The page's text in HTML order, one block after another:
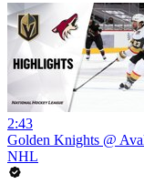
2:43
Golden Knights @
NHL